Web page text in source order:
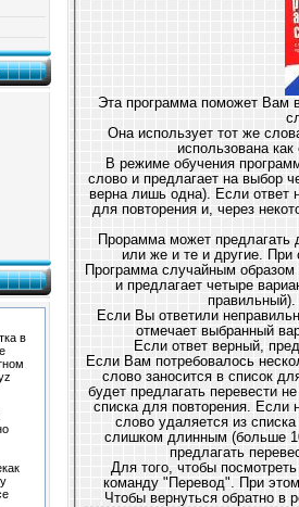
Эта программа поможет Вам
Она использует тот же словарь, что и
использована
В режиме обучения программа случайным образом выбирает в словаре
слово и предлагает на выбор четыре альтернативы его перевода (из которых
верна лишь одна). Если ответ неверен, программа помещает слово в список
для повторения и, через
Прорамма может предлагать для перевода английские или русские слова
или же и те и
Программа случайным образом выбирает из словаря слово выбранного языка
и предлагает четыре варианта его перевода (из которых только один
Если Вы ответили неправильно,
Если ответ верный,
Если Вам потребовалось несколько попыток для выбора правильного ответа,
слово заносится в список
будет предлагать перевести
списка для повторения. Если
слово удаляется из
слишком длинным (больше
предлагать
Для того, чтобы посмотреть все варианты перевода слова, выполните
команду "Перевод". При этом MobiTutor переключится в режим словаря.